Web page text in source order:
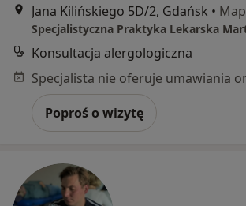
Jana Kilińskiego 5D/2, Gdańsk •
Specjalistyczna Praktyka Lekarska
Konsultacja alergologiczna
Poproś o wizytę